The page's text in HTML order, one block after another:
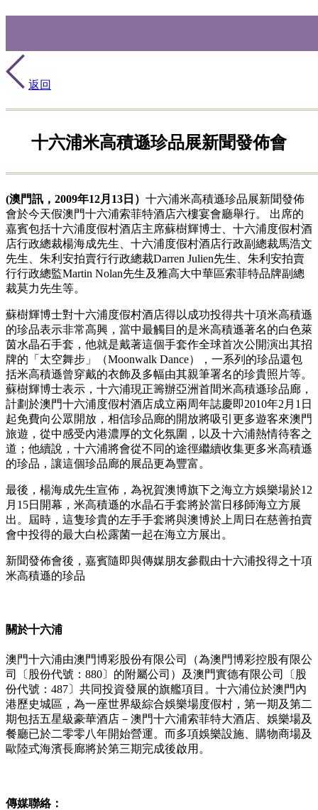
返回
十六浦米高積遜珍品展新聞發佈會
(澳門訊，2009年12月13日） 十六浦米高積遜珍品展新聞發佈
會於今天假澳門十六浦索菲特酒店六樓宴會廳舉行。 出席的
嘉賓包括十六浦度假村酒店主席蘇樹輝博士、十六浦度假村酒
店行政總裁楊海成先生、十六浦度假村酒店行政副總裁馬浩文
先生、朱利安拍賣行行政總裁Darren Julien先生、朱利安拍賣
行行政總監Martin Nolan先生及雅高大中華區索菲特品牌副總
裁莫力先生等。
蘇樹輝博士對十六浦度假村酒店得以成功投得共十項米高積遜
的珍品表示非常高興，當中最觸目的是米高積遜著名的白色萊
茵水晶石手套，他就是戴著這個手套作全球首次公開演出其招
牌的「太空舞步」（Moonwalk Dance），一系列的珍品還包
括米高積遜曾穿戴的衣飾及多幅由其親筆署名的珍貴照片等。
蘇樹輝博士表示，十六浦現正籌辦亞洲首間米高積遜珍品廊，
計劃於澳門十六浦度假村酒店成立兩周年誌慶即2010年2月1日
起免費向公眾開放，相信珍品廊的開放將吸引更多遊客來澳門
旅遊，從中感受內港濃厚的文化氛圍，以及十六浦熱情待客之
道；他續說，十六浦將會從不同的途徑繼續收集更多米高積遜
的珍品，讓這個珍品廊的展品更為豐富。
最後，楊海成先生宣佈，為祝賀澳博旗下之海立方娛樂場於12
月15日開幕，米高積遜的水晶石手套將於當日移師海立方展
出。屆時，這隻珍貴的左手手套將與澳博於上周日在慈善拍賣
會中投得的最大白松露菌一起在海立方展出。
新聞發佈會後，嘉賓隨即與傳媒朋友參觀由十六浦投得之十項
米高積遜的珍品
關於十六浦
澳門十六浦由澳門博彩股份有限公司（為澳門博彩控股有限公
司〔股份代號：880〕的附屬公司）及澳門實德有限公司〔股
份代號：487〕共同投資發展的旗艦項目。十六浦位於澳門內
港歷史城區，為一座世界級綜合娛樂場度假村，第一期及第二
期包括五星級豪華酒店－澳門十六浦索菲特大酒店、娛樂場及
餐廳已於二零零八年開始營運。而多項娛樂設施、購物商場及
歐陸式海濱長廊將於第三期完成後啟用。
傳媒聯絡：